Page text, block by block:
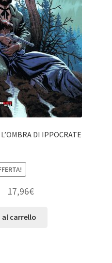
DI IPPOCRATE
17,96€
al carrello